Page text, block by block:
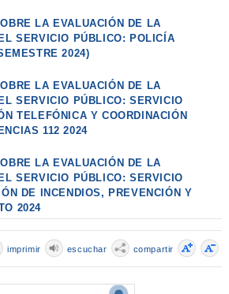
LA EVALUACIÓN DE LA
SERVICIO PÚBLICO: POLICÍA
2024)
LA EVALUACIÓN DE LA
SERVICIO PÚBLICO: SERVICIO
TELEFÓNICA Y COORDINACIÓN
112 2024
LA EVALUACIÓN DE LA
SERVICIO PÚBLICO: SERVICIO
DE INCENDIOS, PREVENCIÓN Y
2024
compartir
escuchar
imprimir